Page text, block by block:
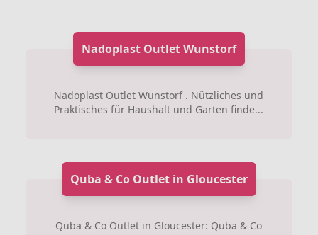
Nadoplast Outlet Wunstorf
Nadoplast Outlet Wunstorf . Nützliches und
Praktisches für Haushalt und Garten finde...
Quba & Co Outlet in Gloucester
Quba & Co Outlet in Gloucester: Quba & Co